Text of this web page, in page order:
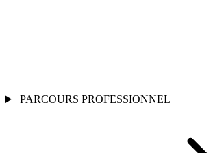
PARCOURS PROFESSIONNEL